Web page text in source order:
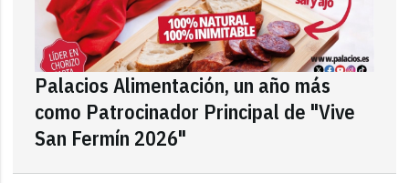
Palacios Alimentación, un año más
como Patrocinador Principal de "Vive
San Fermín 2026"